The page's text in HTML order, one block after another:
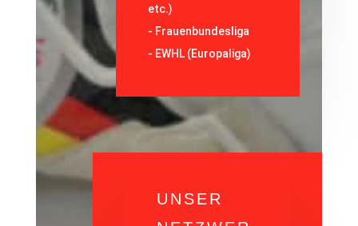
etc.)
- Frauenbundesliga
- EWHL (Europaliga)
UNSER